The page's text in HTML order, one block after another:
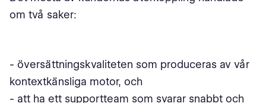
om två saker:
- översättningskvaliteten som produceras av vår
kontextkänsliga motor, och
- att ha ett supportteam som svarar snabbt och